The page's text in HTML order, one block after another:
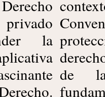
privado
la
del
la
de los
y
de 4